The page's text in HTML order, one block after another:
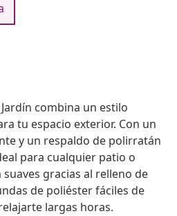
combina un estilo
tu espacio exterior. Con un
y un respaldo de polirratán
para cualquier patio o
gracias al relleno de
de poliéster fáciles de
largas horas.